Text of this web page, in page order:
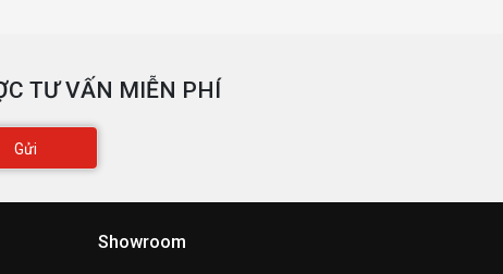
TƯ VẤN MIỄN PHÍ
Gửi
Showroom